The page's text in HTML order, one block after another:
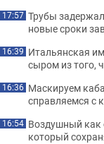
17:57 Трубы
новые сроки
16:39 Итальянская
сыром из того,
16:36 Маскируем
справляемся с
16:54 Воздушный как
который